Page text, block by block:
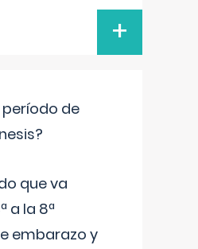
+
período de
que va
a la 8ª
embarazo y